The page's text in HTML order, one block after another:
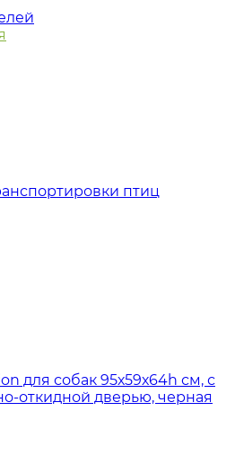
птиц
для собак 95х59х64h см, с
откидной дверью, черная